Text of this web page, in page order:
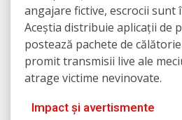
angajare fictive, escrocii sunt
Aceștia distribuie aplicații de
postează pachete de
promit transmisii live ale
atrage victime nevinovate.
Impact și avertismente